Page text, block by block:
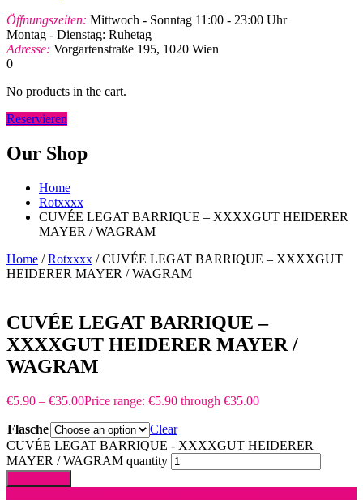
Öffnungszeiten: Mittwoch - Sonntag 11:00 - 23:00 Uhr
Montag - Dienstag: Ruhetag
Adresse: Vorgartenstraße 195, 1020 Wien
0
No products in the cart.
Reservieren
Our Shop
Home
Rotxxxx
CUVÉE LEGAT BARRIQUE – XXXXGUT HEIDERER
MAYER / WAGRAM
Home /Rotxxxx / CUVÉE LEGAT BARRIQUE – XXXXGUT
HEIDERER MAYER / WAGRAM
CUVÉE LEGAT BARRIQUE –
XXXXGUT HEIDERER MAYER /
WAGRAM
€5.90 – €35.00Price range: €5.90 through €35.00
Flasche
Clear
CUVÉE LEGAT BARRIQUE - XXXXGUT HEIDERER
MAYER / WAGRAM quantity